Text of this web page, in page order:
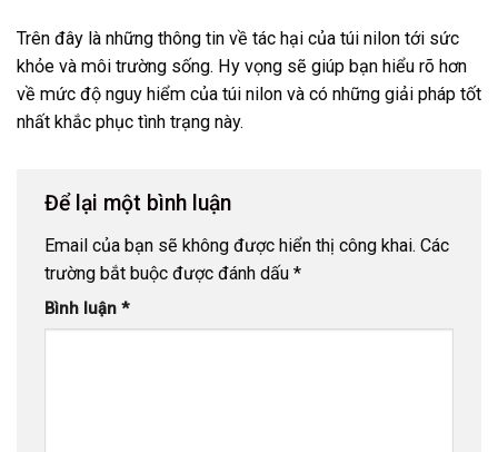
Trên đây là những thông tin về tác hại của túi nilon tới sức
khỏe và môi trường sống. Hy vọng sẽ giúp bạn hiểu rõ hơn
về mức độ nguy hiểm của túi nilon và có những giải pháp tốt
nhất khắc phục tình trạng này.
Để lại một bình luận
Email của bạn sẽ không được hiển thị công khai. Các
trường bắt buộc được đánh dấu *
Bình luận *